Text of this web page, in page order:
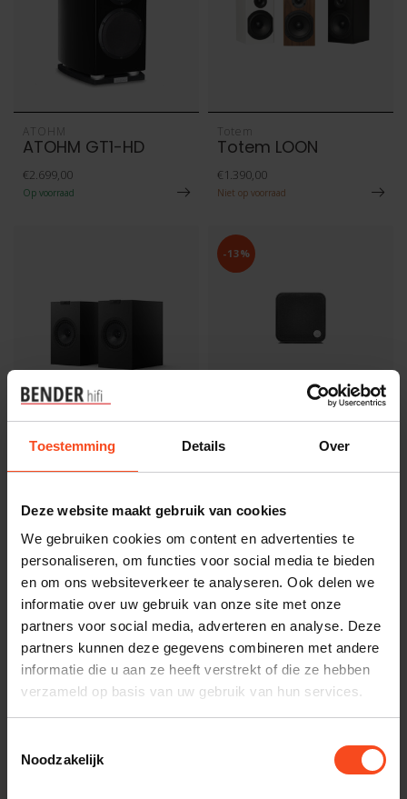
Toestemming Details Over
Deze website maakt gebruik van cookies
We gebruiken cookies om content en advertenties te
personaliseren, om functies voor social media te bieden
en om ons websiteverkeer te analyseren. Ook delen we
informatie over uw gebruik van onze site met onze
partners voor social media, adverteren en analyse. Deze
partners kunnen deze gegevens combineren met andere
informatie die u aan ze heeft verstrekt of die ze hebben
verzameld op basis van uw gebruik van hun services.
Noodzakelijk
ATOHM
ATOHM GT1-HD
€2.699,00
Op voorraad
Totem
Totem LOON
€1.390,00
Niet op voorraad
KEF Q1 Meta
€548,00
-13%
Cambridge MINX
Op voorraad
Driade Premium